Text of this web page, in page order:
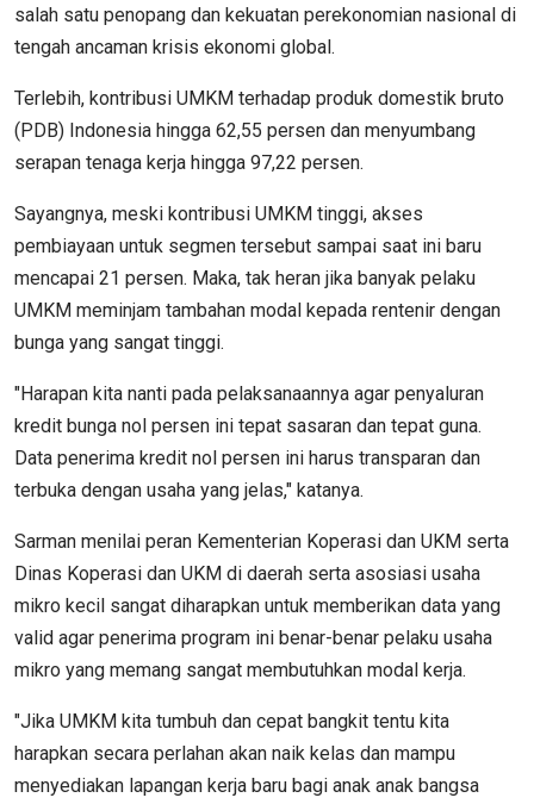
salah satu penopang dan kekuatan perekonomian nasional di
tengah ancaman krisis ekonomi global.
Terlebih, kontribusi UMKM terhadap produk domestik bruto
(PDB) Indonesia hingga 62,55 persen dan menyumbang
serapan tenaga kerja hingga 97,22 persen.
Sayangnya, meski kontribusi UMKM tinggi, akses
pembiayaan untuk segmen tersebut sampai saat ini baru
mencapai 21 persen. Maka, tak heran jika banyak pelaku
UMKM meminjam tambahan modal kepada rentenir dengan
bunga yang sangat tinggi.
"Harapan kita nanti pada pelaksanaannya agar penyaluran
kredit bunga nol persen ini tepat sasaran dan tepat guna.
Data penerima kredit nol persen ini harus transparan dan
terbuka dengan usaha yang jelas," katanya.
Sarman menilai peran Kementerian Koperasi dan UKM serta
Dinas Koperasi dan UKM di daerah serta asosiasi usaha
mikro kecil sangat diharapkan untuk memberikan data yang
valid agar penerima program ini benar-benar pelaku usaha
mikro yang memang sangat membutuhkan modal kerja.
"Jika UMKM kita tumbuh dan cepat bangkit tentu kita
harapkan secara perlahan akan naik kelas dan mampu
menyediakan lapangan kerja baru bagi anak anak bangsa